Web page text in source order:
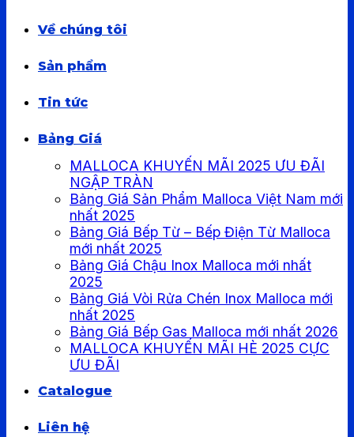
Về chúng tôi
Sản phẩm
Tin tức
Bảng Giá
MALLOCA KHUYẾN MÃI 2025 ƯU ĐÃI
NGẬP TRÀN
Bảng Giá Sản Phẩm Malloca Việt Nam mới
nhất 2025
Bảng Giá Bếp Từ – Bếp Điện Từ Malloca
mới nhất 2025
Bảng Giá Chậu Inox Malloca mới nhất
2025
Bảng Giá Vòi Rửa Chén Inox Malloca mới
nhất 2025
Bảng Giá Bếp Gas Malloca mới nhất 2026
MALLOCA KHUYẾN MÃI HÈ 2025 CỰC
ƯU ĐÃI
Catalogue
Liên hệ